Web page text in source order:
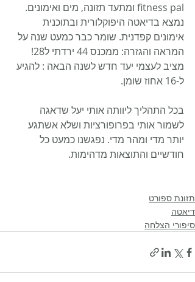
fitness pal ומתעד תזונה, מים ואימונים.
נמצא בדיאטה היפוקלורית ובתוכנית
אימונים קפדנית. שומר כבר כמעט שנה על
המראה והגזרה: ממכנס 44 ירדתי ל28!
מציב לעצמי יעד חדש לשנה הבאה : להגיע
ל-16 אחוז שומן.
בכל התהליך ליוותה אותי יעל שדאגה
לשמור אותי בפרופורציות ושלא אשתגע
יותר מדי ומהר מדי. נפגשנו כמעט כל
חודשיים והתוצאות מדהימות.
תזונת ספורט
דיאטה
סיפורי הצלחה